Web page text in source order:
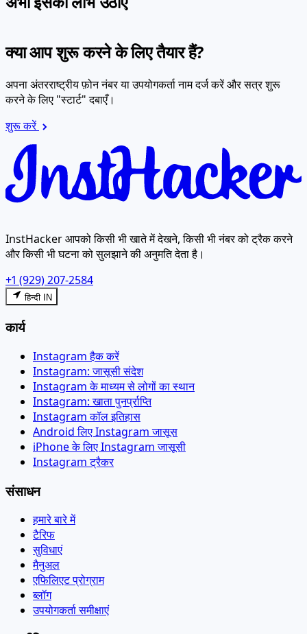
क्या आप शुरू करने के लिए तैयार हैं?
अपना अंतरराष्ट्रीय फ़ोन नंबर या उपयोगकर्ता नाम दर्ज करें और सत्र शुरू
करने के लिए "स्टार्ट" दबाएँ।
शुरू करें
InstHacker आपको किसी भी खाते में देखने, किसी भी नंबर को ट्रैक करने
और किसी भी घटना को सुलझाने की अनुमति देता है।
+1 (929) 207-2584
हिन्दी IN
कार्य
Instagram हैक करें
Instagram: जासूसी संदेश
Instagram के माध्यम से लोगों का स्थान
Instagram: खाता पुनर्प्राप्ति
Instagram कॉल इतिहास
Android लिए Instagram जासूस
iPhone के लिए Instagram जासूसी
Instagram ट्रैकर
संसाधन
हमारे बारे में
टैरिफ
सुविधाएं
मैनुअल
एफिलिएट प्रोग्राम
ब्लॉग
उपयोगकर्ता समीक्षाएं